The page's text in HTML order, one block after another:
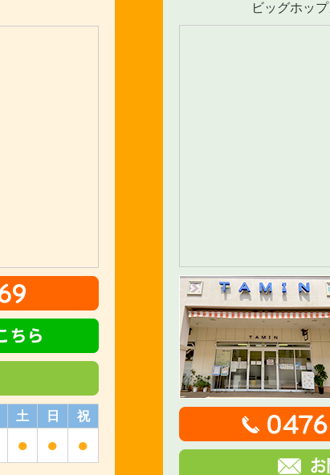
土 日 祝
● ● ●
ビッグホッ